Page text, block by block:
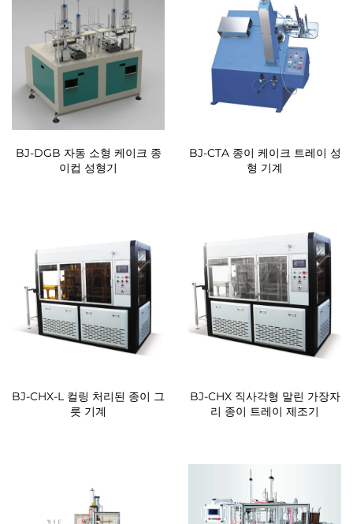
BJ-DGB 자동 소형 케이크 종
이컵 성형기
BJ-CTA 종이 케이크 트레이 성
형 기계
BJ-CHX-L 컬링 처리된 종이 그
릇 기계
BJ-CHX 직사각형 말린 가장자
리 종이 트레이 제조기